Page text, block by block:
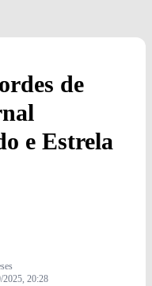
de
e Estrela
2025, 20:28